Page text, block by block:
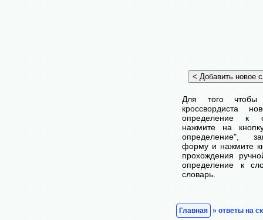
Для того чтобы
кроссвордиста
определение к
нажмите на
определение",
форму и нажмите
прохождения
определение к
словарь.
Главная » ответы на